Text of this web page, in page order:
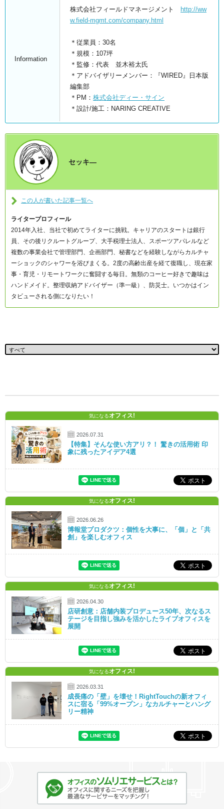
Information
株式会社フィールドマネージメント
http://ww
w.field-mgmt.com/company.html
＊従業員：30名
＊規模：107坪
＊監修：代表 並木裕太氏
＊アドバイザリーメンバー：『WIRED』日本版
編集部
＊PM： 株式会社ディー・サイン
＊設計/施工：NARING CREATIVE
セッキ―
この人が書いた記事一覧へ
ライタープロフィール
2014年入社、当社で初めてライターに挑戦。キャリアのスタートは銀行
員、その後リクルートグループ、大手税理士法人、スポーツアパレルなど
複数の事業会社で管理部門、企画部門、秘書などを経験しながらカルチャ
ーショックのシャワーを浴びまくる。2度の高齢出産を経て復職し、現在家
事・育児・リモートワークに奮闘する毎日。無類のコーヒー好きで趣味は
ハンドメイド。整理収納アドバイザー（準一級）、防災士。いつかはイン
タビューされる側になりたい！
気になるオフィス!
2026.07.31
【特集】そんな使い方アリ？！ 驚きの活用術 印
象に残ったアイデア4選
気になるオフィス!
2026.06.26
博報堂プロダクツ：個性を大事に、「個」と「共
創」を楽しむオフィス
気になるオフィス!
2026.04.30
店研創意：店舗内装プロデュース50年、次なるス
テージを目指し強みを活かしたライブオフィスを
展開
気になるオフィス!
2026.03.31
成長痛の「壁」を壊せ！RightTouchの新オフィ
スに宿る「99%オープン」なカルチャーとハング
リー精神